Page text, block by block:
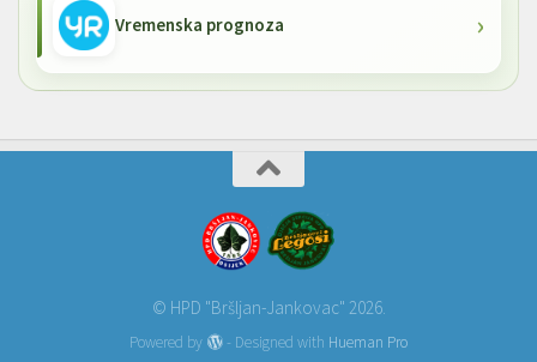
Vremenska prognoza
© HPD "Bršljan-Jankovac" 2026.
Powered by - Designed with Hueman Pro